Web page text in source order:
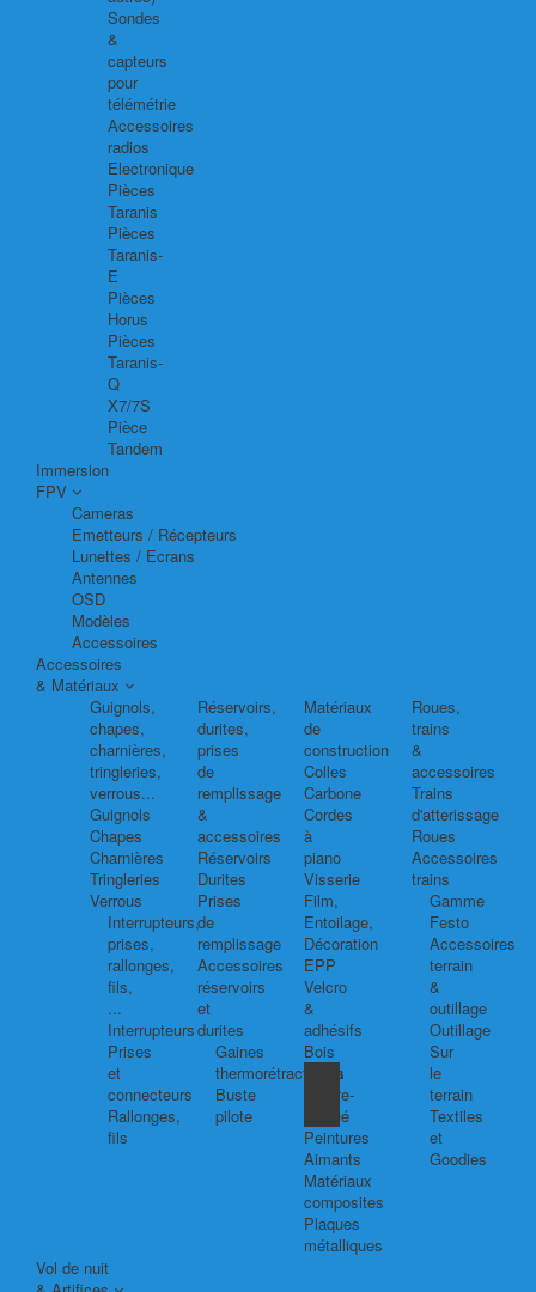
Sondes
&
capteurs
pour
télémétrie
Accessoires
radios
Electronique
Pièces
Taranis
Pièces
Taranis-
E
Pièces
Horus
Pièces
Taranis-
Q
X7/7S
Pièce
Tandem
Immersion
FPV
Cameras
Emetteurs / Récepteurs
Lunettes / Ecrans
Antennes
OSD
Modèles
Accessoires
Accessoires
& Matériaux
Guignols,
chapes,
charnières,
tringleries,
verrous...
Guignols
Chapes
Charnières
Tringleries
Verrous
Interrupteurs,
prises,
rallonges,
fils,
...
Interrupteurs
Prises
et
connecteurs
Rallonges,
fils
Réservoirs,
durites,
prises
de
remplissage
&
accessoires
Réservoirs
Durites
Prises
de
remplissage
Accessoires
réservoirs
et
durites
Gaines
thermorétractables
Buste
pilote
Matériaux
de
construction
Colles
Carbone
Cordes
à
piano
Visserie
Film,
Entoilage,
Décoration
EPP
Velcro
&
adhésifs
Bois
Balsa
Contre-
plaqué
Peintures
Aimants
Matériaux
composites
Plaques
métalliques
Roues,
trains
&
accessoires
Trains
d'atterissage
Roues
Accessoires
trains
Gamme
Festo
Accessoires
terrain
&
outillage
Outillage
Sur
le
terrain
Textiles
et
Goodies
Vol de nuit